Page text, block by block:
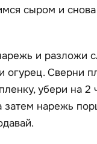
сыром и
и разложи
огурец. Сверни
убери на 2
затем нарежь